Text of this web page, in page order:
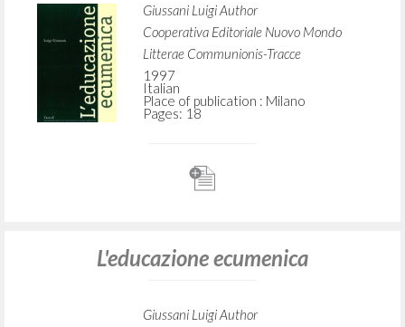
Giussani Luigi Author
Cooperativa Editoriale Nuovo Mondo
Litterae Communionis-Tracce
1997
Italian
Place of publication : Milano
Pages: 18
L'educazione ecumenica
Giussani Luigi Author